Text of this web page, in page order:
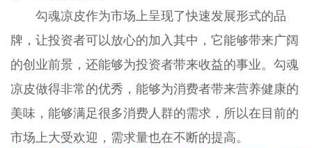
勾魂凉皮作为市场上呈现了快速发展形式的品
牌，让投资者可以放心的加入其中，它能够带来广阔
的创业前景，还能够为投资者带来收益的事业。勾魂
凉皮做得非常的优秀，能够为消费者带来营养健康的
美味，能够满足很多消费人群的需求，所以在目前的
市场上大受欢迎，需求量也在不断的提高。